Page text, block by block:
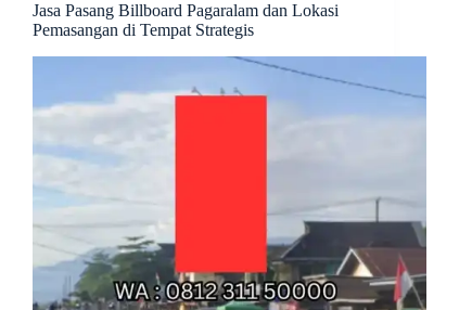
Jasa Pasang Billboard Pagaralam dan Lokasi
Pemasangan di Tempat Strategis